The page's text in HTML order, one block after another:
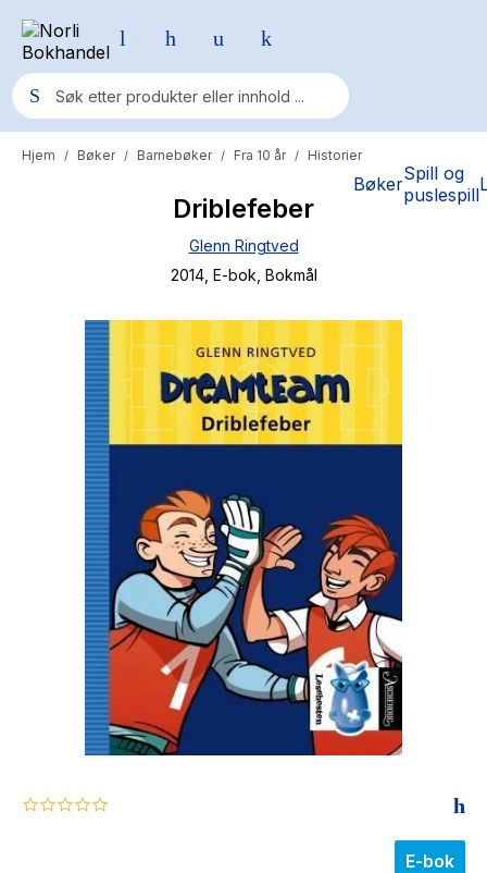
BøkerSpill og
puslespill
Populære søk
Fury Bound - Sable Sorensen
Yesteryear
Elizabeth Strout
Hitster
Hypopressiv trening
The Housemaid
Hjem / Bøker / Barnebøker / Fra 10 år / Historier
Driblefeber
Glenn Ringtved
2014, E-bok , Bokmål
0.0
E-bok